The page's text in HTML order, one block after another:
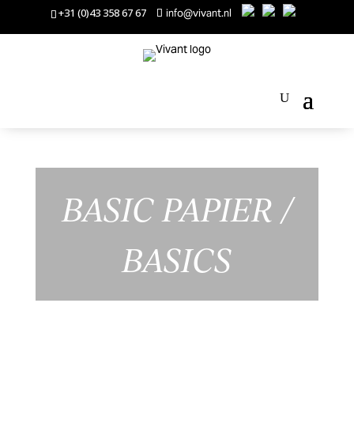
+31 (0)43 358 67 67 info@vivant.nl
BASIC PAPIER /
BASICS